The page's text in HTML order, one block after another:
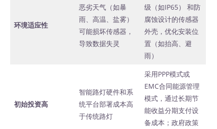
环境适应性
恶劣天气（如暴
雨、高温、盐雾）
可能损坏传感器，
导致数据失灵
级（如IP65） 和防
腐蚀设计的传感器
外壳，优化安装位
置（如抬高、避
雨）
初始投资高
智能路灯硬件和系
统平台部署成本高
于传统路灯
采用PPP模式或
EMC合同能源管理
模式，通过长期节
能收益分期支付设
备成本；政府政策